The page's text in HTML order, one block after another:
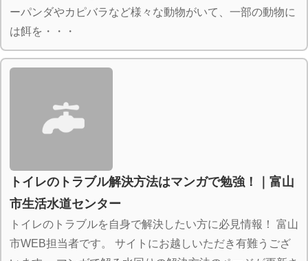
ーパンダやカピバラなど様々な動物がいて、一部の動物に
は餌を・・・
トイレのトラブル解決方法はマンガで勉強！｜富山
市生活水道センター
トイレのトラブルを自身で解決したい方に必見情報！ 富山
市WEB担当者です。 サイトにお越しいただき有難うござ